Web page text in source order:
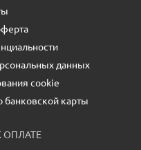
данных
cookie
банковской карты